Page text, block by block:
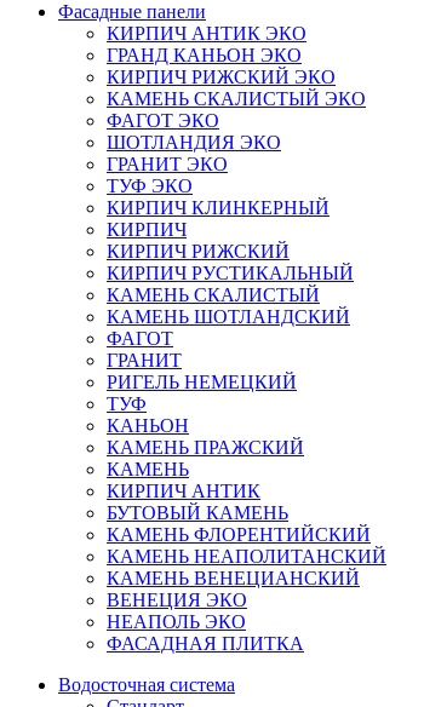
Фасадные панели
КИРПИЧ АНТИК ЭКО
ГРАНД КАНЬОН ЭКО
КИРПИЧ РИЖСКИЙ ЭКО
КАМЕНЬ СКАЛИСТЫЙ ЭКО
ФАГОТ ЭКО
ШОТЛАНДИЯ ЭКО
ГРАНИТ ЭКО
ТУФ ЭКО
КИРПИЧ КЛИНКЕРНЫЙ
КИРПИЧ
КИРПИЧ РИЖСКИЙ
КИРПИЧ РУСТИКАЛЬНЫЙ
КАМЕНЬ СКАЛИСТЫЙ
КАМЕНЬ ШОТЛАНДСКИЙ
ФАГОТ
ГРАНИТ
РИГЕЛЬ НЕМЕЦКИЙ
ТУФ
КАНЬОН
КАМЕНЬ ПРАЖСКИЙ
КАМЕНЬ
КИРПИЧ АНТИК
БУТОВЫЙ КАМЕНЬ
КАМЕНЬ ФЛОРЕНТИЙСКИЙ
КАМЕНЬ НЕАПОЛИТАНСКИЙ
КАМЕНЬ ВЕНЕЦИАНСКИЙ
ВЕНЕЦИЯ ЭКО
НЕАПОЛЬ ЭКО
ФАСАДНАЯ ПЛИТКА
Водосточная система